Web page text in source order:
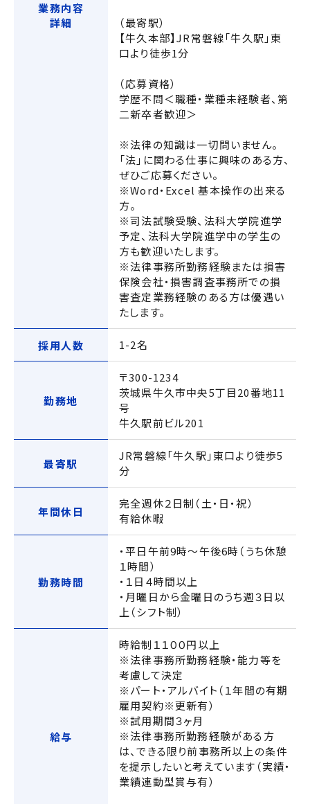
業務内容
詳細
（最寄駅）
【牛久本部】JR常磐線「牛久駅」東
口より徒歩1分
（応募資格）
学歴不問＜職種・業種未経験者、第
二新卒者歓迎＞
※法律の知識は一切問いません。
「法」に関わる仕事に興味のある方、
ぜひご応募ください。
※Word・Excel 基本操作の出来る
方。
※司法試験受験、法科大学院進学
予定、法科大学院進学中の学生の
方も歓迎いたします。
※法律事務所勤務経験または損害
保険会社・損害調査事務所での損
害査定業務経験のある方は優遇い
たします。
採用人数 1-2名
勤務地
〒300-1234
茨城県牛久市中央5丁目20番地11
号
牛久駅前ビル201
最寄駅
JR常磐線「牛久駅」東口より徒歩5
分
年間休日
完全週休２日制（土・日・祝）
有給休暇
勤務時間
・平日午前9時〜午後6時（うち休憩
１時間）
・１日４時間以上
・月曜日から金曜日のうち週３日以
上（シフト制）
給与
時給制１１００円以上
※法律事務所勤務経験・能力等を
考慮して決定
※パート・アルバイト（１年間の有期
雇用契約※更新有）
※試用期間３ヶ月
※法律事務所勤務経験がある方
は、できる限り前事務所以上の条件
を提示したいと考えています（実績・
業績連動型賞与有）